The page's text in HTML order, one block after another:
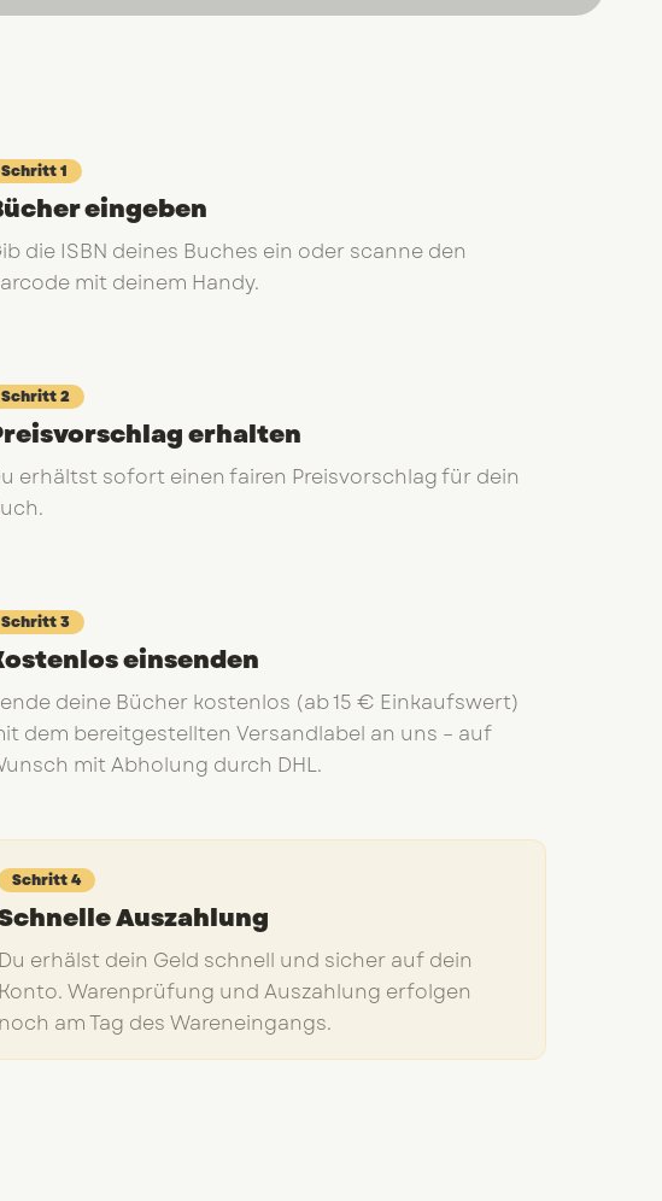
Schritt1
eingeben
die ISBN deines Buches ein oder scanne den
mit deinem Handy.
Schritt2
erhalten
erhältst sofort einen fairen Preisvorschlag für dein
Schritt3
einsenden
deine Bücher kostenlos (ab 15 € Einkaufswert)
dem bereitgestellten Versandlabel an uns – auf
mit Abholung durch DHL.
Schritt4
Auszahlung
Du erhälst dein Geld schnell und sicher auf dein
Konto. Warenprüfung und Auszahlung erfolgen
noch am Tag des Wareneingangs.